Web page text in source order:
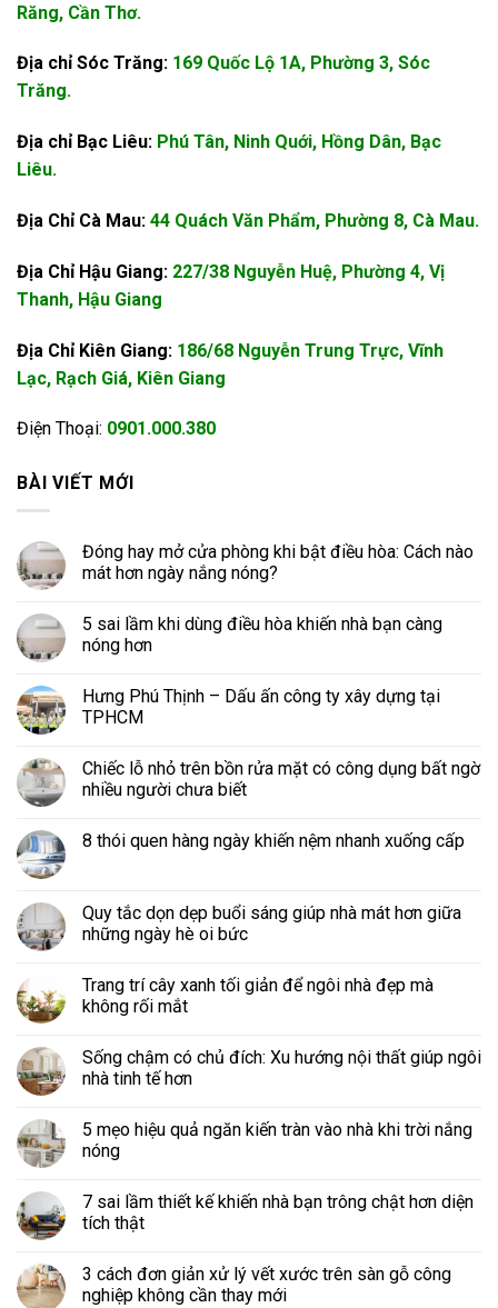
Răng, Cần Thơ.
Địa chỉ Sóc Trăng: 169 Quốc Lộ 1A, Phường 3, Sóc
Trăng.
Địa chỉ Bạc Liêu: Phú Tân, Ninh Quới, Hồng Dân, Bạc
Liêu.
Địa Chỉ Cà Mau: 44 Quách Văn Phẩm, Phường 8, Cà Mau.
Địa Chỉ Hậu Giang: 227/38 Nguyễn Huệ, Phường 4, Vị
Thanh, Hậu Giang
Địa Chỉ Kiên Giang: 186/68 Nguyễn Trung Trực, Vĩnh
Lạc, Rạch Giá, Kiên Giang
Điện Thoại: 0901.000.380
BÀI VIẾT MỚI
Đóng hay mở cửa phòng khi bật điều hòa: Cách nào
mát hơn ngày nắng nóng?
5 sai lầm khi dùng điều hòa khiến nhà bạn càng
nóng hơn
Hưng Phú Thịnh – Dấu ấn công ty xây dựng tại
TPHCM
Chiếc lỗ nhỏ trên bồn rửa mặt có công dụng bất ngờ
nhiều người chưa biết
8 thói quen hàng ngày khiến nệm nhanh xuống cấp
Quy tắc dọn dẹp buổi sáng giúp nhà mát hơn giữa
những ngày hè oi bức
Trang trí cây xanh tối giản để ngôi nhà đẹp mà
không rối mắt
Sống chậm có chủ đích: Xu hướng nội thất giúp ngôi
nhà tinh tế hơn
5 mẹo hiệu quả ngăn kiến tràn vào nhà khi trời nắng
nóng
7 sai lầm thiết kế khiến nhà bạn trông chật hơn diện
tích thật
3 cách đơn giản xử lý vết xước trên sàn gỗ công
nghiệp không cần thay mới